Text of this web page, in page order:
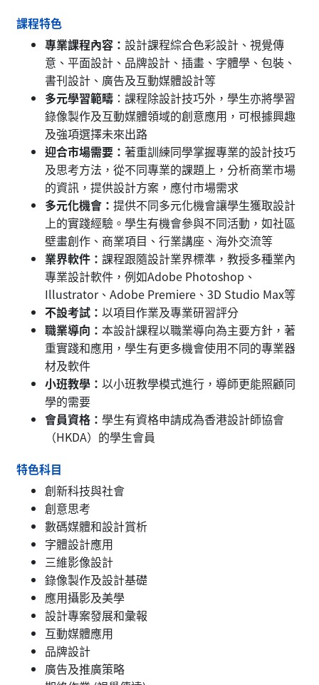
課程特色
專業課程內容： 設計課程綜合色彩設計、視覺傳
意、平面設計、品牌設計、插畫、字體學、包裝、
書刊設計、廣告及互動媒體設計等
多元學習範疇 ：課程除設計技巧外，學生亦將學習
錄像製作及互動媒體領域的創意應用，可根據興趣
及強項選擇未來出路
迎合市場需要： 著重訓練同學掌握專業的設計技巧
及思考方法，從不同專業的課題上，分析商業市場
的資訊，提供設計方案，應付市場需求
多元化機會： 提供不同多元化機會讓學生獲取設計
上的實踐經驗。學生有機會參與不同活動，如社區
壁畫創作、商業項目、行業講座、海外交流等
業界軟件： 課程跟隨設計業界標準，教授多種業內
專業設計軟件，例如Adobe Photoshop、
Illustrator、Adobe Premiere、3D Studio Max等
不設考試： 以項目作業及專業研習評分
職業導向： 本設計課程以職業導向為主要方針，著
重實踐和應用，學生有更多機會使用不同的專業器
材及軟件
小班教學： 以小班教學模式進行，導師更能照顧同
學的需要
會員資格： 學生有資格申請成為香港設計師協會
（HKDA）的學生會員
特色科目
創新科技與社會
創意思考
數碼媒體和設計賞析
字體設計應用
三維影像設計
錄像製作及設計基礎
應用攝影及美學
設計專案發展和彙報
互動媒體應用
品牌設計
廣告及推廣策略